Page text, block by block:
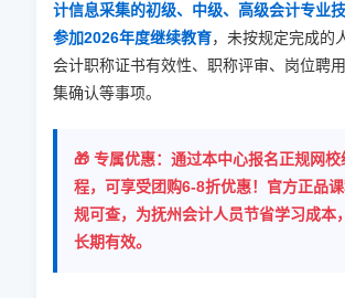
计信息采集的初级、中级、高级会计专业
参加2026年度继续教育，未按规定完成的
会计职称证书有效性、职称评审、岗位聘
集确认等事项。
🎁 专属优惠：通过本中心报名正规网校
程，可享受团购6-8折优惠！官方正品
规可查，为抚州会计人员节省学习成本
长期有效。